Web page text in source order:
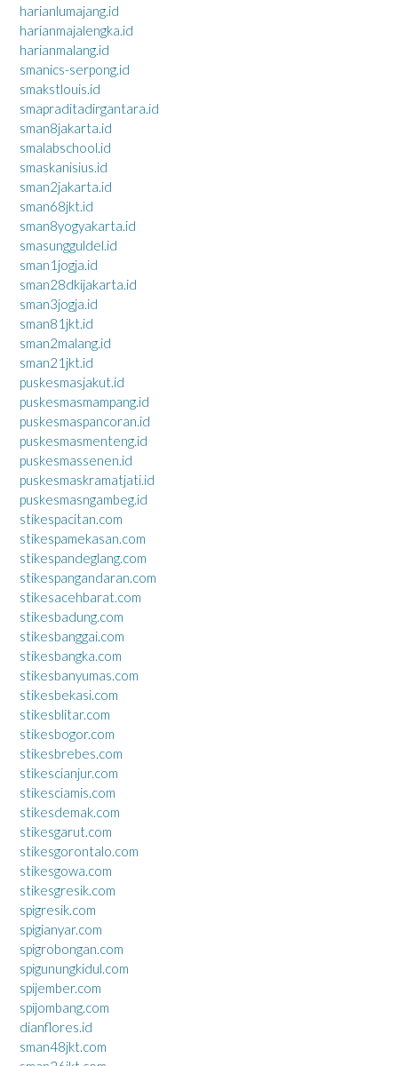
harianlumajang.id
harianmajalengka.id
harianmalang.id
smanics-serpong.id
smakstlouis.id
smapraditadirgantara.id
sman8jakarta.id
smalabschool.id
smaskanisius.id
sman2jakarta.id
sman68jkt.id
sman8yogyakarta.id
smasungguldel.id
sman1jogja.id
sman28dkijakarta.id
sman3jogja.id
sman81jkt.id
sman2malang.id
sman21jkt.id
puskesmasjakut.id
puskesmasmampang.id
puskesmaspancoran.id
puskesmasmenteng.id
puskesmassenen.id
puskesmaskramatjati.id
puskesmasngambeg.id
stikespacitan.com
stikespamekasan.com
stikespandeglang.com
stikespangandaran.com
stikesacehbarat.com
stikesbadung.com
stikesbanggai.com
stikesbangka.com
stikesbanyumas.com
stikesbekasi.com
stikesblitar.com
stikesbogor.com
stikesbrebes.com
stikescianjur.com
stikesciamis.com
stikesdemak.com
stikesgarut.com
stikesgorontalo.com
stikesgowa.com
stikesgresik.com
spigresik.com
spigianyar.com
spigrobongan.com
spigunungkidul.com
spijember.com
spijombang.com
dianflores.id
sman48jkt.com